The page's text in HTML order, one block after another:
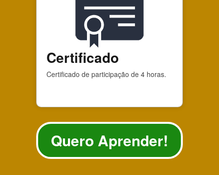
Certificado
Certificado de participação de 4 horas.
Quero Aprender!